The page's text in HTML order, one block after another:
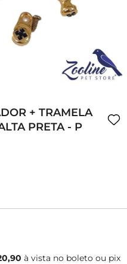
+ TRAMELA
PRETA - P
à vista no boleto ou pix